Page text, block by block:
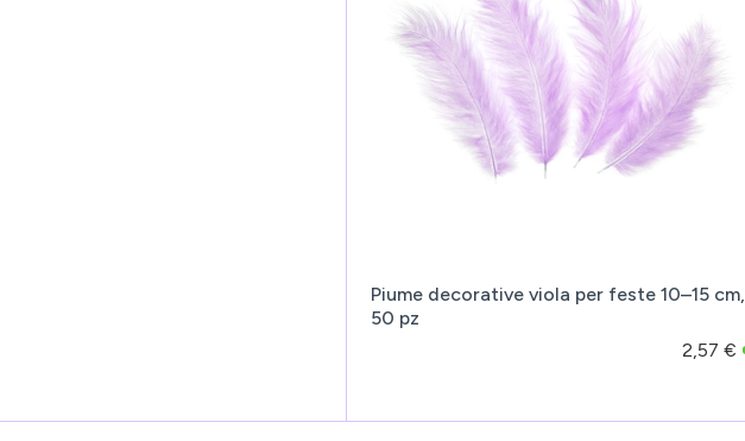
Piume decorative viola per feste 10–15 cm,
50 pz
2,57 €